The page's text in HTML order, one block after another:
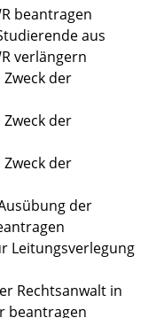
beantragen
aus
verlängern
der
der
der
der
Leitungsverlegung
Rechtsanwalt in
beantragen